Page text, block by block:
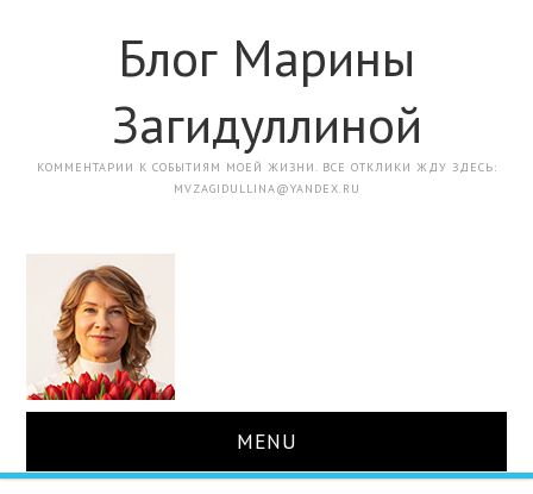
Блог Марины
Загидуллиной
КОММЕНТАРИИ К СОБЫТИЯМ МОЕЙ ЖИЗНИ. ВСЕ ОТКЛИКИ ЖДУ ЗДЕСЬ:
MVZAGIDULLINA@YANDEX.RU
MENU